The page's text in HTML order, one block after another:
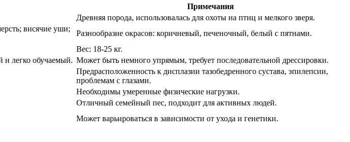
Примечания
Древняя порода, использовалась для охоты на птиц и мелкого зверя.
висячие уши;
Разнообразие окрасов: коричневый, печеночный, белый с пятнами.
Вес: 18-25 кг.
легко обучаемый. Может быть немного упрямым, требует последовательной дрессировки.
Предрасположенность к дисплазии тазобедренного сустава, эпилепсии,
проблемам с глазами.
Необходимы умеренные физические нагрузки.
Отличный семейный пес, подходит для активных людей.
Может варьироваться в зависимости от ухода и генетики.